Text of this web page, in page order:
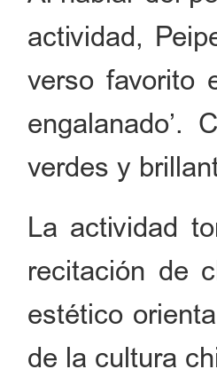
actividad,
verso favorito
engalanado’.
verdes y
La actividad
recitación de
estético
de la cultura